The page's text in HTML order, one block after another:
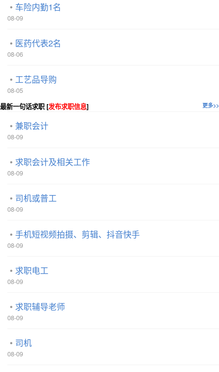
车险内勤1名
08-09
医药代表2名
08-06
工艺品导购
08-05
更多>>
最新一句话求职 [发布求职信息]
兼职会计
08-09
求职会计及相关工作
08-09
司机或普工
08-09
手机短视频拍摄、剪辑、抖音快手
08-09
求职电工
08-09
求职辅导老师
08-09
司机
08-09